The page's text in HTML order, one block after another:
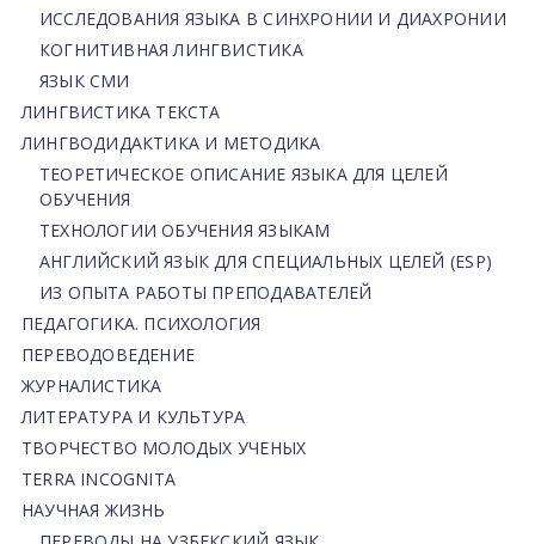
ИССЛЕДОВАНИЯ ЯЗЫКА В СИНХРОНИИ И ДИАХРОНИИ
КОГНИТИВНАЯ ЛИНГВИСТИКА
ЯЗЫК СМИ
ЛИНГВИСТИКА ТЕКСТА
ЛИНГВОДИДАКТИКА И МЕТОДИКА
ТЕОРЕТИЧЕСКОЕ ОПИСАНИЕ ЯЗЫКА ДЛЯ ЦЕЛЕЙ
ОБУЧЕНИЯ
ТЕХНОЛОГИИ ОБУЧЕНИЯ ЯЗЫКАМ
АНГЛИЙСКИЙ ЯЗЫК ДЛЯ СПЕЦИАЛЬНЫХ ЦЕЛЕЙ (ESP)
ИЗ ОПЫТА РАБОТЫ ПРЕПОДАВАТЕЛЕЙ
ПЕДАГОГИКА. ПСИХОЛОГИЯ
ПЕРЕВОДОВЕДЕНИЕ
ЖУРНАЛИСТИКА
ЛИТЕРАТУРА И КУЛЬТУРА
ТВОРЧЕСТВО МОЛОДЫХ УЧЕНЫХ
TERRA INCOGNITA
НАУЧНАЯ ЖИЗНЬ